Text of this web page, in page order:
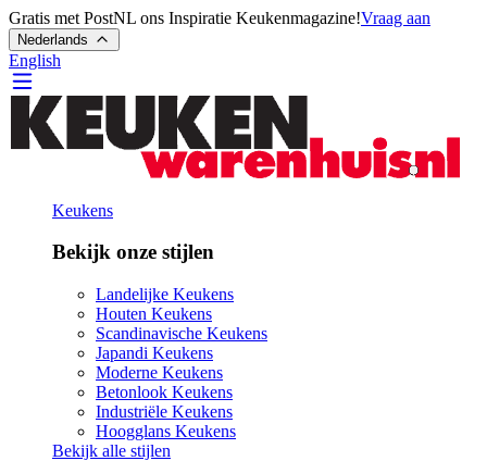
Gratis met PostNL ons Inspiratie Keukenmagazine!Vraag aan
Nederlands
English
Keukens
Bekijk onze stijlen
Landelijke Keukens
Houten Keukens
Scandinavische Keukens
Japandi Keukens
Moderne Keukens
Betonlook Keukens
Industriële Keukens
Hoogglans Keukens
Bekijk alle stijlen